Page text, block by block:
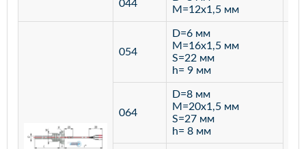
044
M=12х1,5 мм
054
D=6 мм
M=16х1,5 мм
S=22 мм
h= 9 мм
064
D=8 мм
M=20х1,5 мм
S=27 мм
h= 8 мм